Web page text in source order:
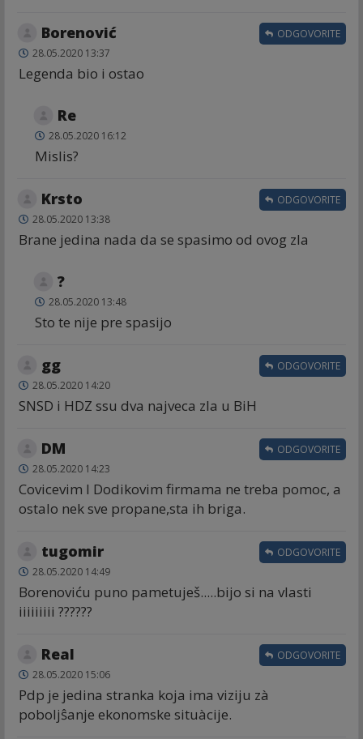
Borenović
28.05.2020 13:37
Legenda bio i ostao
ODGOVORITE
Re
28.05.2020 16:12
Mislis?
Krsto
28.05.2020 13:38
Brane jedina nada da se spasimo od ovog zla
ODGOVORITE
?
28.05.2020 13:48
Sto te nije pre spasijo
gg
28.05.2020 14:20
SNSD i HDZ ssu dva najveca zla u BiH
ODGOVORITE
DM
28.05.2020 14:23
Covicevim I Dodikovim firmama ne treba pomoc, a
ostalo nek sve propane,sta ih briga.
ODGOVORITE
tugomir
28.05.2020 14:49
Borenoviću puno pametuješ.....bijo si na vlasti
iiiiiiiii ??????
ODGOVORITE
Real
28.05.2020 15:06
Pdp je jedina stranka koja ima viziju zà
poboljŝanje ekonomske situàcije.
ODGOVORITE